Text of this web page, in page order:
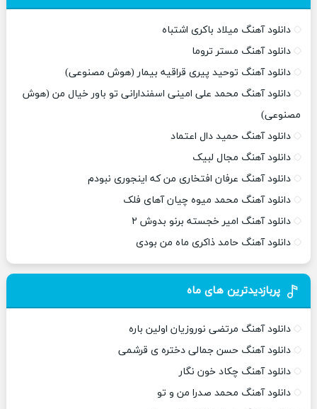
دانلود آهنگ میلاد باکری اشتباه
دانلود آهنگ مستر تروما
دانلود آهنگ توحید پیری قراقیه بیمار (هوش مصنوعی)
دانلود آهنگ محمد علی امینی اسفندارانی تو باور خیال من (هوش
مصنوعی)
دانلود آهنگ حمید دال اعتماد
دانلود آهنگ مجال لبیک
دانلود آهنگ عرفان افتخاری من که اینجوری نبودم
دانلود آهنگ محمد میوه چیان آهای فلک
دانلود آهنگ امیر خجسته برنو بدوش ۲
دانلود آهنگ حامد ذاکری ماه من بودی
پربازدیدترین های ماه
دانلود آهنگ مرتضی نوروزیان اولین باره
دانلود آهنگ حسن جمالی دختره ی قرشمی
دانلود آهنگ چکاد خون نگار
دانلود آهنگ محمد صدرا من و تو